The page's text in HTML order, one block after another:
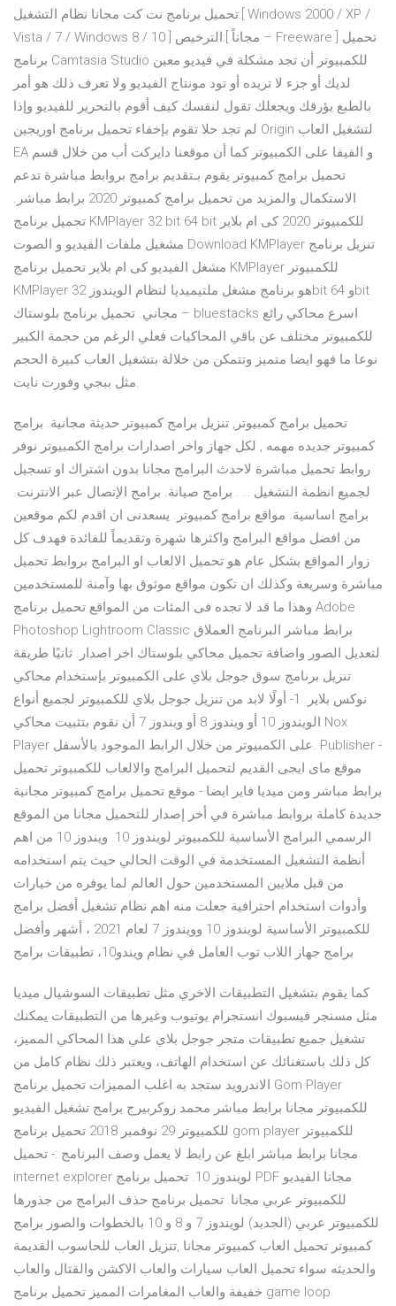
تحميل برنامج نت كت مجانا نظام التشغيل:[ Windows 2000 / XP /
Vista / 7 / Windows 8 / 10 ] الترخيص:[ مجاناً – Freeware ] تحميل
برنامج Camtasia Studio للكمبيوتر أن تجد مشكلة في فيديو معين
لديك أو جزء لا تريده أو تود مونتاج الفيديو ولا تعرف ذلك هو أمر
بالطبع يؤرقك ويجعلك تقول لنفسك كيف أقوم بالتحرير للفيديو وإذا
لم تجد حلا تقوم بإخفاء تحميل برنامج اوريجين Origin لتشغيل العاب
EA و الفيفا على الكمبيوتر كما أن موقعنا دايركت أب من خلال قسم
تحميل برامج كمبيوتر يقوم بـتقديم برامج بروابط مباشرة تدعم
الاستكمال والمزيد من تحميل برامج كمبيوتر 2020 برابط مباشر.
تحميل برنامج KMPlayer 32 bit 64 bit للكمبيوتر 2020 كى ام بلاير
مشغيل ملفات الفيديو و الصوت Download KMPlayer تنزيل برنامج
مشغل الفيديو كى ام بلاير تحميل برنامج KMPlayer للكمبيوتر
KMPlayer هو برنامج مشغل ملتيميديا لنظام الويندوز 32bit و 64bit
مجاني. تحميل برنامج بلوستاك – bluestacks اسرع محاكي رائع
للكمبيوتر مختلف عن باقي المحاكيات فعلي الرغم من حجمة الكبير
نوعا ما فهو ايضا متميز وتتمكن من خلالة بتشغيل العاب كبيرة الحجم
مثل ببجي وفورت نايت.
تحميل برامج كمبيوتر, تنزيل برامج كمبيوتر حديثة مجانية. برامج
كمبيوتر جديده مهمه , لكل جهاز واخر اصدارات برامج الكمبيوتر نوفر
روابط تحميل مباشرة لاحدث البرامج مجانا بدون اشتراك او تسجيل
لجميع انظمة التشغيل .. . برامج صيانة. برامج الإتصال عبر الانترنت.
برامج اساسية. مواقع برامج كمبيوتر. يسعدنى ان اقدم لكم موقعين
من افضل مواقع البرامج واكثرها شهرة وتقديماً للفائدة فهدف كل
زوار المواقع بشكل عام هو تحميل الالعاب او البرامج بروابط تحميل
مباشرة وسريعة وكذلك ان تكون مواقع موثوق بها وآمنة للمستخدمين
وهذا ما قد لا تجده فى المئات من المواقع تحميل برنامج Adobe
Photoshop Lightroom Classic برابط مباشر البرنامج العملاق
لتعديل الصور واضافة تحميل محاكي بلوستاك اخر اصدار. ثانيًا طريقة
تنزيل برنامج سوق جوجل بلاي على الكمبيوتر بإستخدام محاكي
نوكس بلاير. 1- أولًا لابد من تنزيل جوجل بلاي للكمبيوتر لجميع أنواع
الويندوز 10 أو ويندوز 8 أو ويندوز 7 أن نقوم بتثبيت محاكي Nox
Player على الكمبيوتر من خلال الرابط الموجود بالأسفل. Publisher -
موقع ماى ايجى القديم لتحميل البرامج والالعاب للكمبيوتر تحميل
برابط مباشر ومن ميديا فاير ايضا - موقع تحميل برامج كمبيوتر مجانية
جديدة كاملة بروابط مباشرة في أخر إصدار للتحميل مجانا من الموقع
الرسمي البرامج الأساسية للكمبيوتر لويندوز 10. ويندوز 10 من اهم
أنظمة التشغيل المستخدمة في الوقت الحالي حيث يتم استخدامه
من قبل ملايين المستخدمين حول العالم لما يوفره من خيارات
وأدوات استخدام احترافية جعلت منه اهم نظام تشغيل أفضل برامج
للكمبيوتر الأساسية لويندوز 10 وويندوز 7 لعام 2021 ، أشهر وأفضل
برامج جهاز اللاب توب العامل في نظام ويندو10، تطبيقات برامج
كما يقوم بتشغيل التطبيقات الاخري مثل تطبيقات السوشيال ميديا
مثل مسنجر فيسبوك انستجرام يوتيوب وغيرها من التطبيقات يمكنك
تشغيل جميع تطبيقات متجر جوجل بلاي علي هذا المحاكي المميز،
كل ذلك باستغنائك عن استخدام الهاتف، ويعتبر ذلك نظام كامل من
الاندرويد ستجد به اغلب المميزات تحميل برنامج Gom Player
للكمبيوتر مجانا برابط مباشر محمد زوكربيرج برامج تشغيل الفيديو
للكمبيوتر 29 نوفمبر 2018 تحميل برنامج gom player للكمبيوتر
مجانا برابط مباشر ابلغ عن رابط لا يعمل وصف البرنامج :- تحميل
internet explorer لويندوز 10. تحميل برنامج PDF مجانا الفيديو
للكمبيوتر عربي مجانا. تحميل برنامج حذف البرامج من جذورها
للكمبيوتر عربي (الجديد) لويندوز 7 و 8 و 10 بالخطوات والصور برامج
كمبيوتر تحميل العاب كمبيوتر مجانا ,تنزيل العاب للحاسوب القديمة
والحديثه سواء تحميل العاب سيارات والعاب الاكشن والقتال والعاب
خفيفة والعاب المغامرات المميز تحميل برنامج game loop